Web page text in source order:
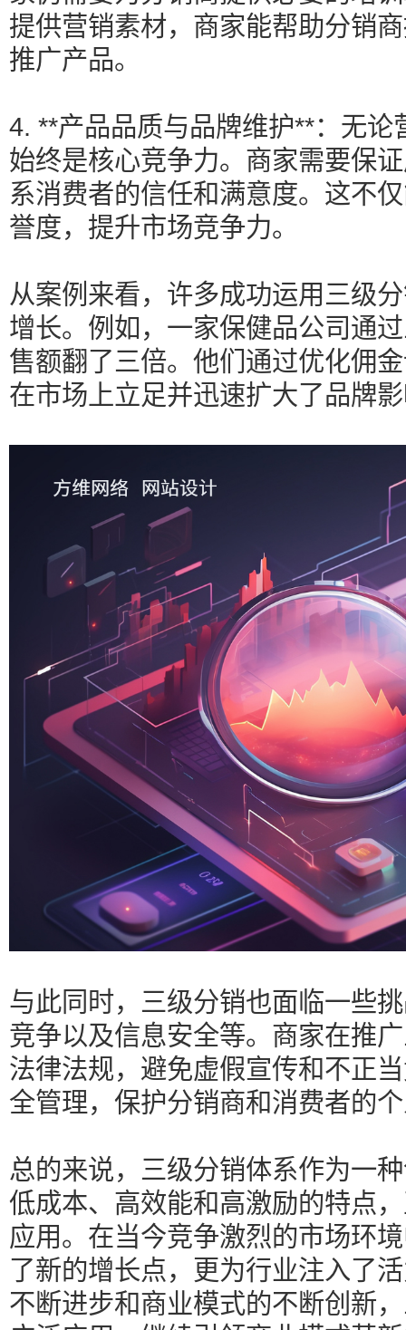
提供营销素材，商家能帮助分销
推广产品。
4. **产品品质与品牌维护**：无
始终是核心竞争力。商家需要保
系消费者的信任和满意度。这不
誉度，提升市场竞争力。
从案例来看，许多成功运用三级
增长。例如，一家保健品公司通
售额翻了三倍。他们通过优化佣
在市场上立足并迅速扩大了品牌
与此同时，三级分销也面临一些
竞争以及信息安全等。商家在推
法律法规，避免虚假宣传和不正
全管理，保护分销商和消费者的
总的来说，三级分销体系作为一
低成本、高效能和高激励的特点
应用。在当今竞争激烈的市场环
了新的增长点，更为行业注入了
不断进步和商业模式的不断创新